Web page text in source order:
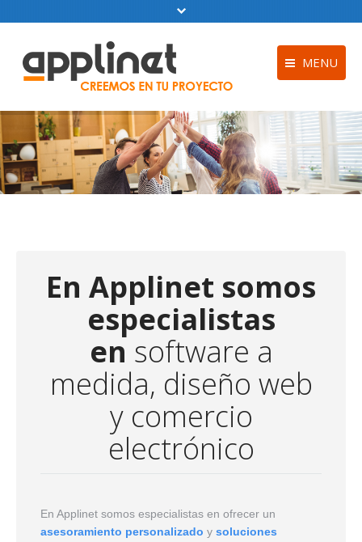
MENU
Inicio
Empresa
Servicios
Contacto
Blog
Diseño web
Software a
Hosting y
Aviso Legal
Servicios_Bot
En Applinet somos
especialistas
en software a
medida, diseño web
y comercio
electrónico
En Applinet somos especialistas en ofrecer un
asesoramiento personalizado y soluciones